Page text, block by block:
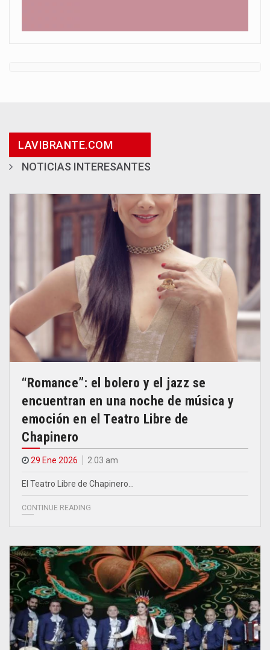
LAVIBRANTE.COM
NOTICIAS INTERESANTES
“Romance”: el bolero y el jazz se
encuentran en una noche de música y
emoción en el Teatro Libre de
Chapinero
29 Ene 2026 2.03 am
El Teatro Libre de Chapinero…
CONTINUE READING